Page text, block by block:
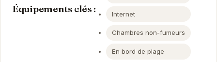
Équipements clés : Internet
Chambres non-fumeurs
En bord de plage